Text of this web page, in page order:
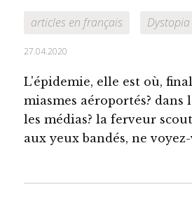
articles en français Dystopia
27.04.2020
L'épidemie, elle est où,
miasmes aéroportés? dans
les médias? la ferveur
aux yeux bandés, ne